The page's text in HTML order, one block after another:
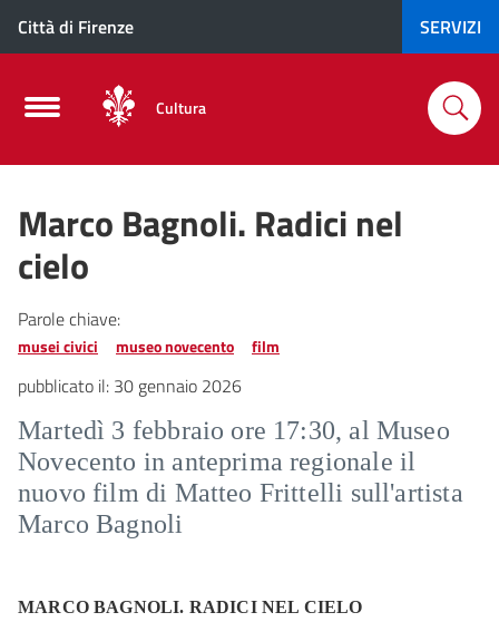
Città di Firenze SERVIZI
Cultura
Marco Bagnoli. Radici nel
cielo
Parole chiave:
musei civici museo novecento film
pubblicato il: 30 gennaio 2026
Martedì 3 febbraio ore 17:30, al Museo
Novecento in anteprima regionale il
nuovo film di Matteo Frittelli sull'artista
Marco Bagnoli
MARCO BAGNOLI. RADICI NEL CIELO